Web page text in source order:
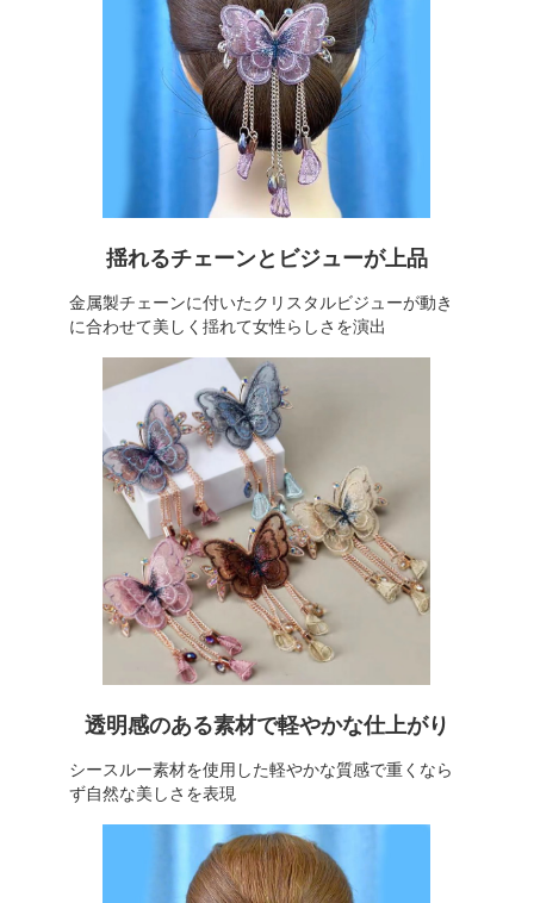
揺れるチェーンとビジューが上品
金属製チェーンに付いたクリスタルビジューが動き
に合わせて美しく揺れて女性らしさを演出
透明感のある素材で軽やかな仕上がり
シースルー素材を使用した軽やかな質感で重くなら
ず自然な美しさを表現